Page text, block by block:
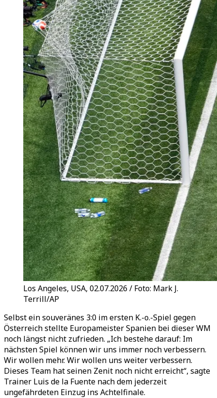
Los Angeles, USA, 02.07.2026 / Foto: Mark J.
Terrill/AP
Selbst ein souveränes 3:0 im ersten K.-o.-Spiel gegen
Österreich stellte Europameister Spanien bei dieser WM
noch längst nicht zufrieden. „Ich bestehe darauf: Im
nächsten Spiel können wir uns immer noch verbessern.
Wir wollen mehr. Wir wollen uns weiter verbessern.
Dieses Team hat seinen Zenit noch nicht erreicht“, sagte
Trainer Luis de la Fuente nach dem jederzeit
ungefährdeten Einzug ins Achtelfinale.